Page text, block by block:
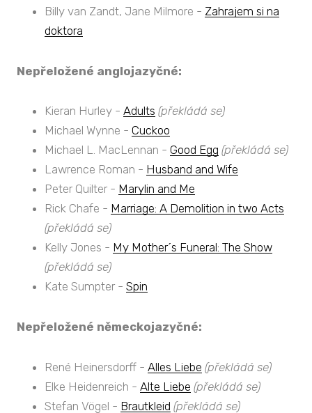
Billy van Zandt, Jane Milmore - Zahrajem si na
doktora
Nepřeložené anglojazyčné:
Kieran Hurley - Adults (překládá se)
Michael Wynne - Cuckoo
Michael L. MacLennan - Good Egg (překládá se)
Lawrence Roman - Husband and Wife
Peter Quilter - Marylin and Me
Rick Chafe - Marriage: A Demolition in two Acts
(překládá se)
Kelly Jones - My Mother´s Funeral: The Show
(překládá se)
Kate Sumpter - Spin
Nepřeložené německojazyčné:
René Heinersdorff - Alles Liebe (překládá se)
Elke Heidenreich - Alte Liebe (překládá se)
Stefan Vögel - Brautkleid (překládá se)